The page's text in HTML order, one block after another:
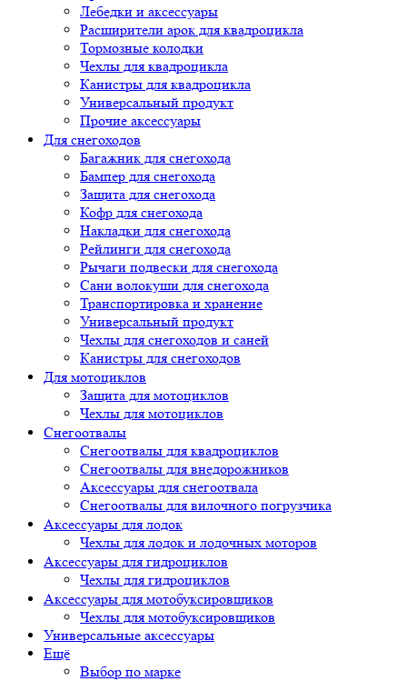
Лебедки и аксессуары
Расширители арок для квадроцикла
Тормозные колодки
Чехлы для квадроцикла
Канистры для квадроцикла
Универсальный продукт
Прочие аксессуары
Для снегоходов
Багажник для снегохода
Бампер для снегохода
Защита для снегохода
Кофр для снегохода
Накладки для снегохода
Рейлинги для снегохода
Рычаги подвески для снегохода
Сани волокуши для снегохода
Транспортировка и хранение
Универсальный продукт
Чехлы для снегоходов и саней
Канистры для снегоходов
Для мотоциклов
Защита для мотоциклов
Чехлы для мотоциклов
Снегоотвалы
Снегоотвалы для квадроциклов
Снегоотвалы для внедорожников
Аксессуары для снегоотвала
Снегоотвалы для вилочного погрузчика
Аксессуары для лодок
Чехлы для лодок и лодочных моторов
Аксессуары для гидроциклов
Чехлы для гидроциклов
Аксессуары для мотобуксировщиков
Чехлы для мотобуксировщиков
Универсальные аксессуары
Ещё
Выбор по марке